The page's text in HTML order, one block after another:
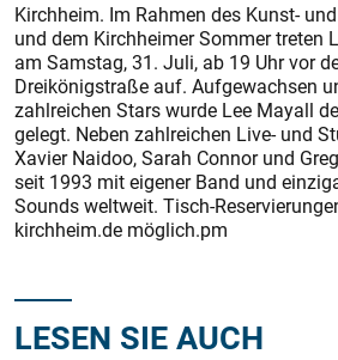
Kirchheim. Im Rahmen des Kunst-
und dem Kirchheimer Sommer treten
am Samstag, 31. Juli, ab 19 Uhr vor
Dreikönigstraße auf. Aufgewachsen
zahlreichen Stars wurde Lee Mayall
gelegt. Neben zahlreichen Live- und
Xavier Naidoo, Sarah Connor und
seit 1993 mit eigener Band und
Sounds weltweit. Tisch-
kirchheim.de möglich.pm
LESEN SIE AUCH